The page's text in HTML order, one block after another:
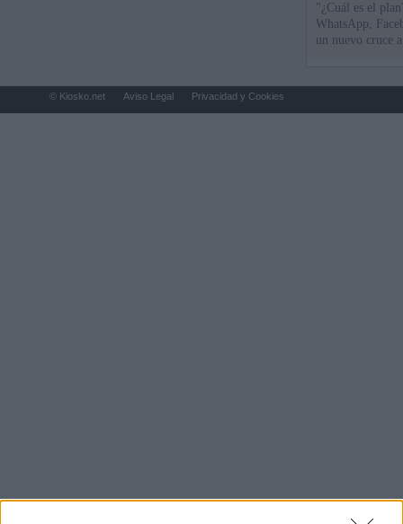
"¿Cuál es el
WhatsApp,
un nuevo cruce
© Kiosko.net Aviso Legal Privacidad y Cookies